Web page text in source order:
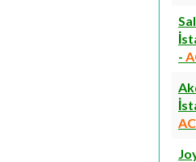
-
AC